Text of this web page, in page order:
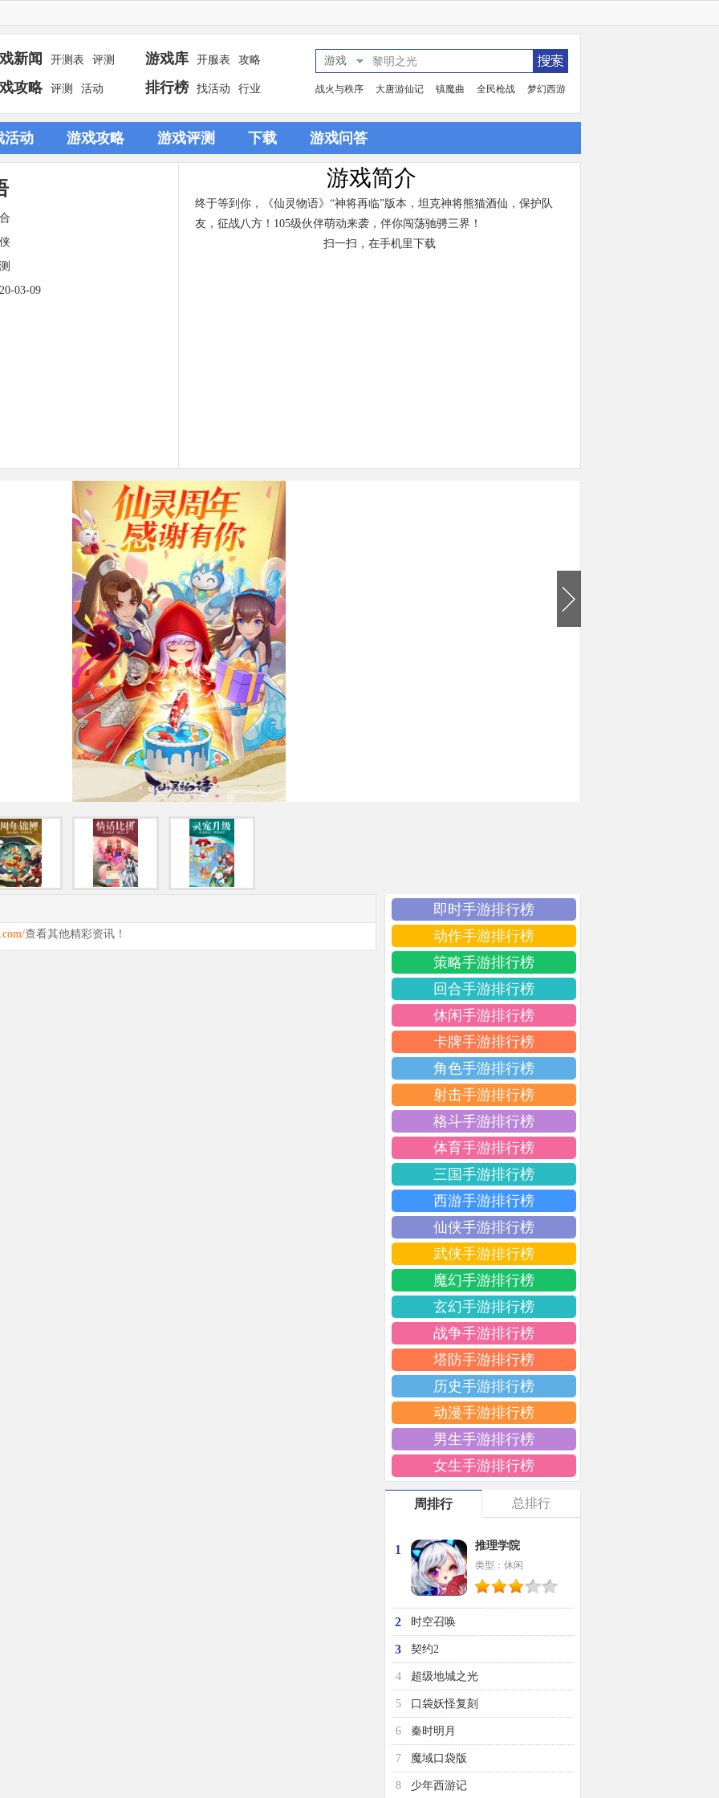
战火与秩序 大唐游仙记 镇魔曲 全民枪战 梦幻西游
新闻 开测表 评测 游戏库 开服表 攻略
攻略 评测 活动 排行榜 找活动 行业
游戏
活动 游戏攻略 游戏评测 下载 游戏问答
03-09
游戏简介
终于等到你，《仙灵物语》“神将再临”版本，坦克神将熊猫酒仙，保护队
友，征战八方！105级伙伴萌动来袭，伴你闯荡驰骋三界！
扫一扫，在手机里下载
查看其他精彩资讯！
即时手游排行榜
动作手游排行榜
策略手游排行榜
回合手游排行榜
休闲手游排行榜
卡牌手游排行榜
角色手游排行榜
射击手游排行榜
格斗手游排行榜
体育手游排行榜
三国手游排行榜
西游手游排行榜
仙侠手游排行榜
武侠手游排行榜
魔幻手游排行榜
玄幻手游排行榜
战争手游排行榜
塔防手游排行榜
历史手游排行榜
动漫手游排行榜
男生手游排行榜
女生手游排行榜
周排行 总排行
1 推理学院
类型：休闲
2 时空召唤
3 契约2
4 超级地城之光
5 口袋妖怪复刻
6 秦时明月
7 魔域口袋版
8 少年西游记